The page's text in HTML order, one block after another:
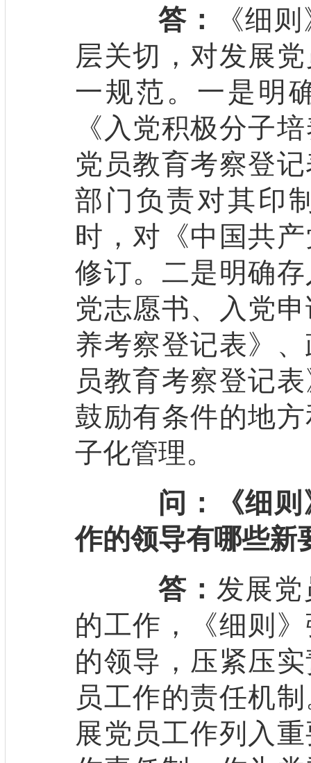
答：
《细
层关切，对发展
一规范。一是明
《入党积极分子
党员教育考察登
部门负责对其印
时，对《中国共
修订。二是明确
党志愿书、入党
养考察登记表》
员教育考察登记
鼓励有条件的地
子化管理。
问：《细则
作的领导有哪些新
答： 发展
的工作，《细则
的领导，压紧压
员工作的责任机
展党员工作列入